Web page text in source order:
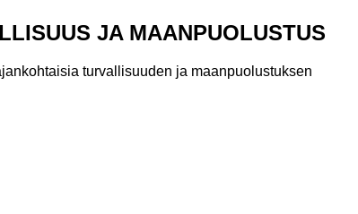
JA MAANPUOLUSTUS
turvallisuuden ja maanpuolustuksen